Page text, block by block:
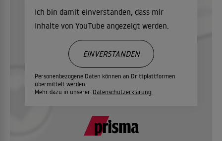
Ich bin damit einverstanden, dass mir
Inhalte von YouTube angezeigt werden.
Personenbezogene Daten können an Drittplattformen
übermittelt werden.
Mehr dazu in unserer Datenschutzerklärung.
EINVERSTANDEN